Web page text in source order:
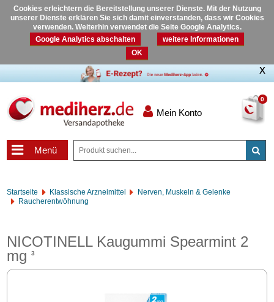
Cookies erleichtern die Bereitstellung unserer Dienste. Mit der Nutzung
unserer Dienste erklären Sie sich damit einverstanden, dass wir Cookies
verwenden. Weiterhin verwendet die Seite Google Analytics.
Google Analytics abschalten
weitere Informationen
OK
0
Mein Konto
Menü
Startseite Klassische Arzneimittel
Nerven, Muskeln & Gelenke
Raucherentwöhnung
NICOTINELL Kaugummi Spearmint 2
mg3